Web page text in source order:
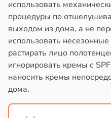
использовать
процедуры по
выходом из дома, а не
использовать
растирать лицо
игнорировать кремы с
наносить кремы
дома.